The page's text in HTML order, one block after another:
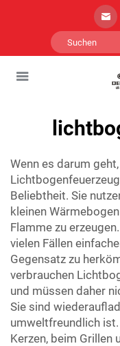
Wenn es darum
Beliebtheit. Sie
kleinen
Flamme zu
vielen Fällen
Gegensatz zu
verbrauchen
und müssen daher
Sie sind
umweltfreundlich ist.
Kerzen, beim Grillen